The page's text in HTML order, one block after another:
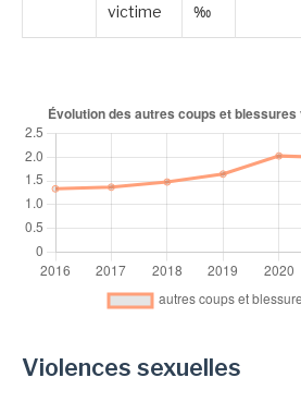
victime
‰
Violences sexuelles